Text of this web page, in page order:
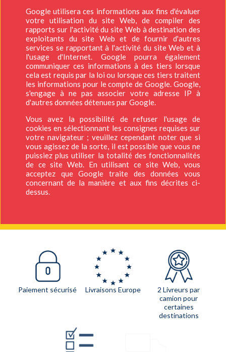
Google utilisera ces informations aux fins d'évaluer
votre utilisation du site Web, de compiler des
rapports sur l'activité du site Web à destination des
exploitants du site Web et de fournir d'autres
services se rapportant à l'activité du site Web et à
l'usage d'Internet. Google pourra également
communiquer ces informations à des tiers lorsque
cela est requis par la loi ou lorsque ces tiers traitent
les informations pour le compte de Google. Google,
s'engage à ne pas associer votre adresse IP à
d'autres données détenues par Google.
Vous avez la possibilité de refuser l'usage de
cookies en sélectionnant les consignes requises sur
votre navigateur ; veuillez cependant noter que si
vous agissez de la sorte, il est possible que vous ne
puissiez plus utiliser la totalité des fonctionnalités
de ce site Web. En utilisant ce site Web, vous
acceptez que Google traite des données vous
concernant de la manière et aux fins décrites ci-
dessus.
Paiement sécurisé Livraisons Europe
2 Livreurs par
camion pour
certaines
destinations